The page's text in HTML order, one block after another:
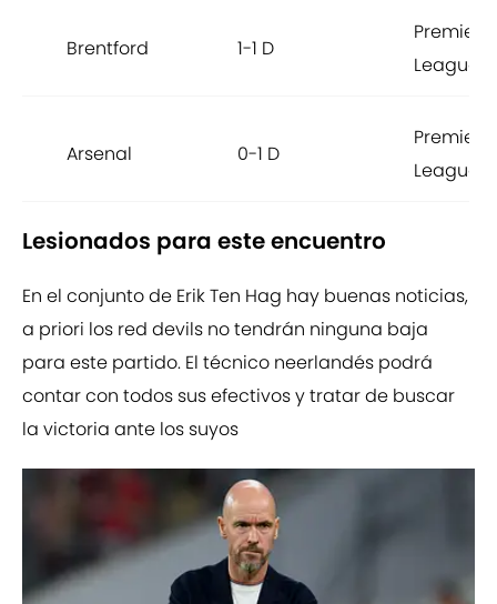
Brentford 1-1 D
Premier
League
Arsenal 0-1 D
Premier
League
Lesionados para este encuentro
En el conjunto de Erik Ten Hag hay buenas noticias,
a priori los red devils no tendrán ninguna baja
para este partido. El técnico neerlandés podrá
contar con todos sus efectivos y tratar de buscar
la victoria ante los suyos